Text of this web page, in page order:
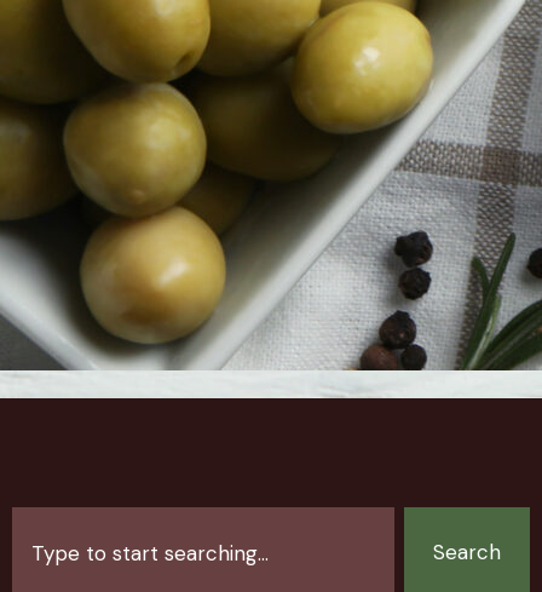
Search